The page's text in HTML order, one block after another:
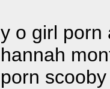
y o girl porn
hannah
porn